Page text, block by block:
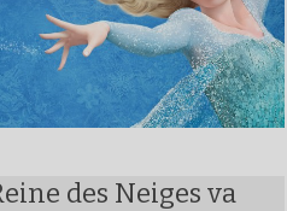
des Neiges va